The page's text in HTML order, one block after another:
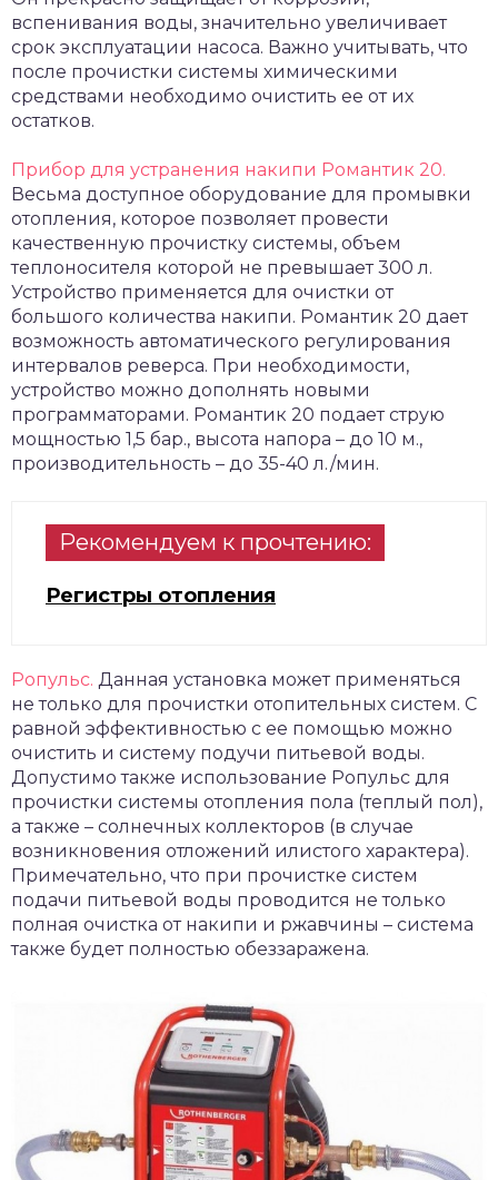
вспенивания воды, значительно увеличивает
срок эксплуатации насоса. Важно учитывать, что
после прочистки системы химическими
средствами необходимо очистить ее от их
остатков.
Прибор для устранения накипи Романтик 20.
Весьма доступное оборудование для промывки
отопления, которое позволяет провести
качественную прочистку системы, объем
теплоносителя которой не превышает 300 л.
Устройство применяется для очистки от
большого количества накипи. Романтик 20 дает
возможность автоматического регулирования
интервалов реверса. При необходимости,
устройство можно дополнять новыми
программаторами. Романтик 20 подает струю
мощностью 1,5 бар., высота напора – до 10 м.,
производительность – до 35-40 л./мин.
Рекомендуем к прочтению:
Регистры отопления
Ропульс. Данная установка может применяться
не только для прочистки отопительных систем. С
равной эффективностью с ее помощью можно
очистить и систему подучи питьевой воды.
Допустимо также использование Ропульс для
прочистки системы отопления пола (теплый пол),
а также – солнечных коллекторов (в случае
возникновения отложений илистого характера).
Примечательно, что при прочистке систем
подачи питьевой воды проводится не только
полная очистка от накипи и ржавчины – система
также будет полностью обеззаражена.